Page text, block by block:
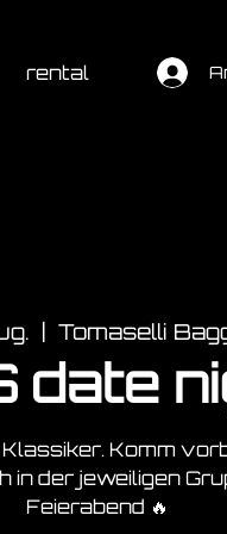
rental
  |
Tomaselli
date
Komm
in der jeweiligen
Feierabend 🔥